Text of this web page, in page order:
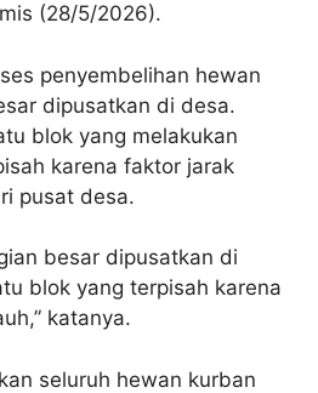
(28/5/2026).
penyembelihan hewan
dipusatkan di desa.
blok yang melakukan
karena faktor jarak
pusat desa.
besar dipusatkan di
blok yang terpisah karena
katanya.
seluruh hewan kurban